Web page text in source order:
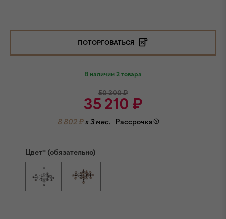
ПОТОРГОВАТЬСЯ
В наличии 2 товара
50 300₽
35 210 ₽
8 802 ₽x 3 мес. Рассрочка
Цвет* (обязательно)